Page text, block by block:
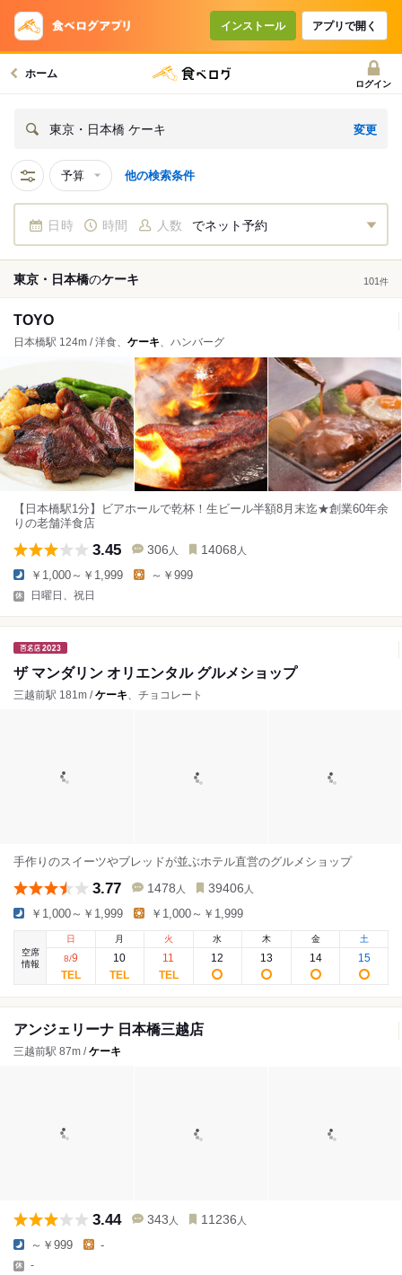
インストール アプリで開く
ホーム
ログイン
東京・日本橋 ケーキ 変更
予算 他の検索条件
日時 時間 人数 でネット予約
東京・日本橋のケーキ 101 件
TOYO
日本橋駅 124m / 洋食、 ケーキ、ハンバーグ
【日本橋駅1分】ビアホールで乾杯！生ビール半額8月末迄★創業60年余
りの老舗洋食店
3.45 306 人 14068 人
￥1,000～￥1,999 ～￥999
日曜日、祝日
ザ マンダリン オリエンタル グルメショップ
三越前駅 181m /ケーキ、チョコレート
手作りのスイーツやブレッドが並ぶホテル直営のグルメショップ
3.77 1478 人 39406 人
￥1,000～￥1,999 ￥1,000～￥1,999
空席
情報
日
8/9
月
10
火
11
水
12
木
13
金
14
土
15
アンジェリーナ 日本橋三越店
三越前駅 87m /ケーキ
3.44 343 人 11236 人
～￥999 -
-